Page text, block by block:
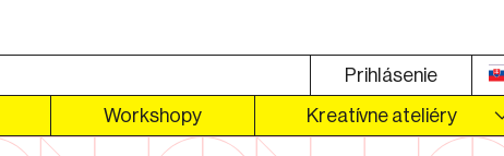
Prihlásenie
Workshopy Kreatívne ateliéry